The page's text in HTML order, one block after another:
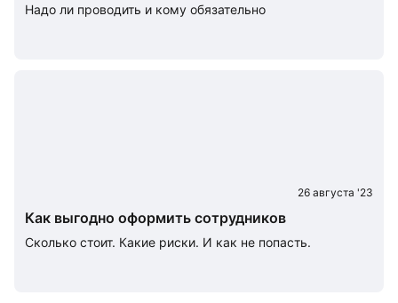
Надо ли проводить и кому обязательно
26 августа '23
Как выгодно оформить сотрудников
Сколько стоит. Какие риски. И как не попасть.